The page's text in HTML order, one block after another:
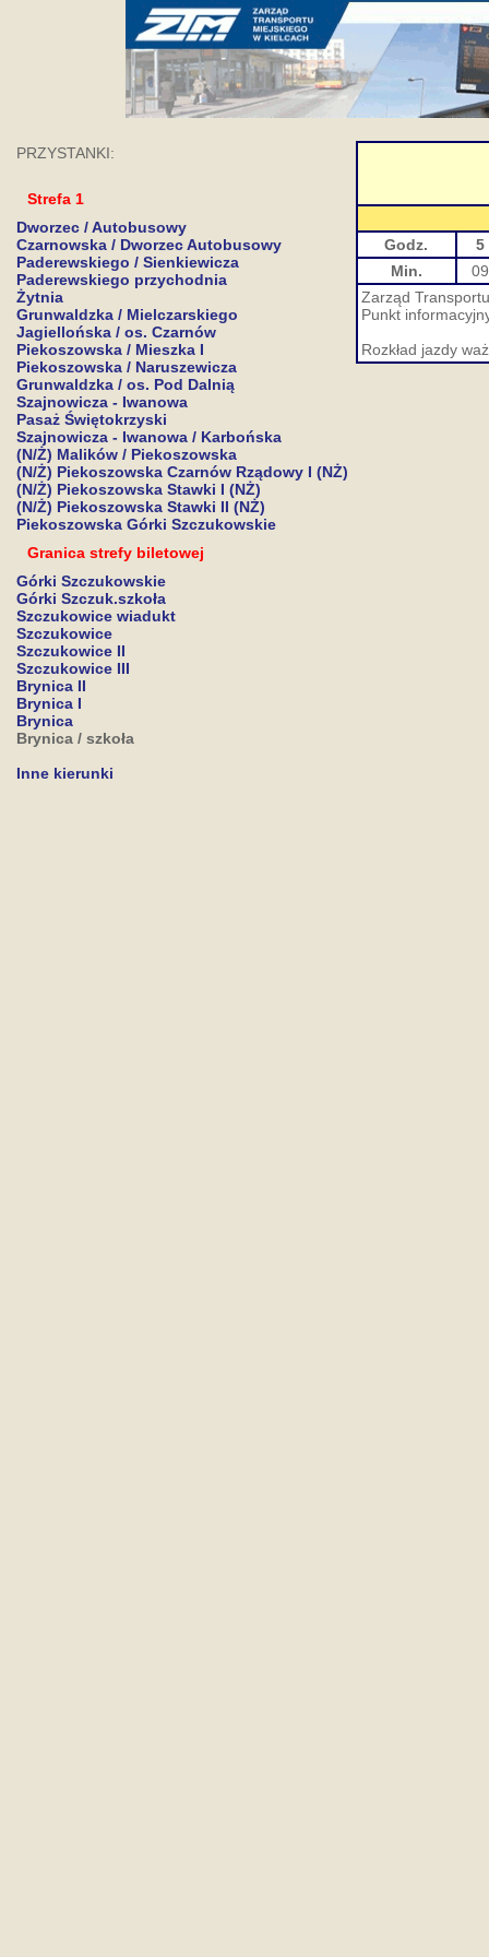
PRZYSTANKI:
Strefa 1
Dworzec / Autobusowy
Czarnowska / Dworzec Autobusowy
Paderewskiego / Sienkiewicza
Paderewskiego przychodnia
Żytnia
Grunwaldzka / Mielczarskiego
Jagiellońska / os. Czarnów
Piekoszowska / Mieszka I
Piekoszowska / Naruszewicza
Grunwaldzka / os. Pod Dalnią
Szajnowicza - Iwanowa
Pasaż Świętokrzyski
Szajnowicza - Iwanowa / Karbońska
(N/Ż) Malików / Piekoszowska
(N/Ż) Piekoszowska Czarnów Rządowy I (NŻ)
(N/Ż) Piekoszowska Stawki I (NŻ)
(N/Ż) Piekoszowska Stawki II (NŻ)
Piekoszowska Górki Szczukowskie
Granica strefy biletowej
Górki Szczukowskie
Górki Szczuk.szkoła
Szczukowice wiadukt
Szczukowice
Szczukowice II
Szczukowice III
Brynica II
Brynica I
Brynica
Brynica / szkoła
Inne kierunki
Godz.
5
Min.
09
Zarząd
Punkt
Rozkład jazdy